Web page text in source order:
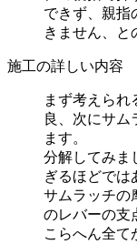
できず、親指
きません、と
施工の詳しい内容
まず考えられ
良、次にサム
ます。
分解してみま
ぎるほどでは
サムラッチの
のレバーの支
こらへん全て